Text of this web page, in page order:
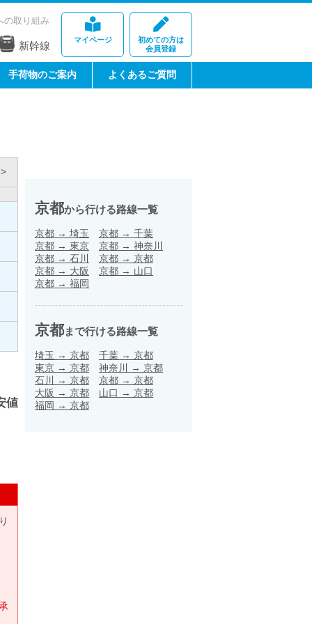
マイページ
初めての方は
会員登録
の取り組み
新幹線
手荷物のご案内 よくあるご質問
値
京都から行ける路線一覧
京都 → 埼玉 京都 → 千葉
京都 → 東京 京都 → 神奈川
京都 → 石川 京都 → 京都
京都 → 大阪 京都 → 山口
京都 → 福岡
京都まで行ける路線一覧
埼玉 → 京都 千葉 → 京都
東京 → 京都 神奈川 → 京都
石川
→ 京都 京都 → 京都
大阪 → 京都 山口 → 京都
福岡 → 京都